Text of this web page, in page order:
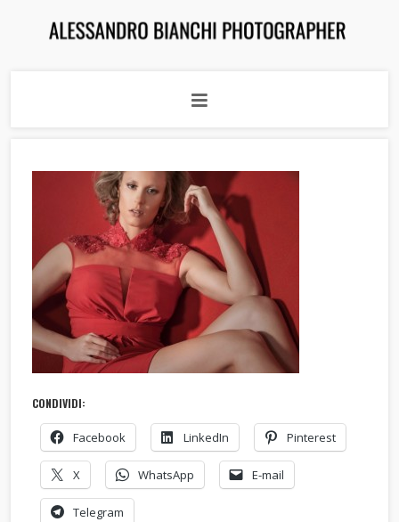
CONDIVIDI:
Facebook LinkedIn Pinterest
X WhatsApp E-mail
Telegram